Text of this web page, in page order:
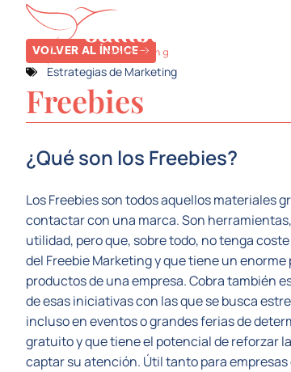
VOLVER AL ÍNDICE
Estrategias de Marketing
Freebies
¿Qué son los Freebies?
Los Freebies son todos aquellos materiales
contactar con una marca. Son
utilidad, pero que, sobre todo, no tenga
del Freebie Marketing y que tiene un
productos de una empresa. Cobra también
de esas iniciativas con las que se busca
incluso en eventos o grandes ferias de
gratuito y que tiene el potencial de reforzar
captar su atención. Útil tanto para